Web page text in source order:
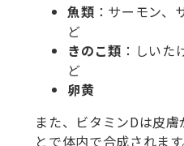
魚類 ：サーモン、
ど
きのこ類 ：しいた
ど
卵黄
また、ビタミンDは皮
とで体内で合成されます